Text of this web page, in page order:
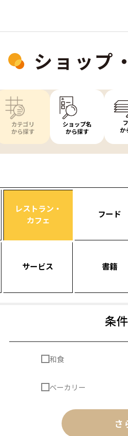
ショップ
カテゴリ
から探す
ショップ名
から探す
か
レストラン・
カフェ
フード
サービス 書籍
条
和食
ベーカリー
さ